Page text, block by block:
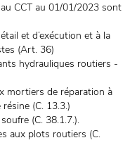
CCT au 01/01/2023 sont
et d’exécution et à la
(Art. 36)
hydrauliques routiers -
mortiers de réparation à
(C. 13.3.)
(C. 38.1.7.).
aux plots routiers (C.